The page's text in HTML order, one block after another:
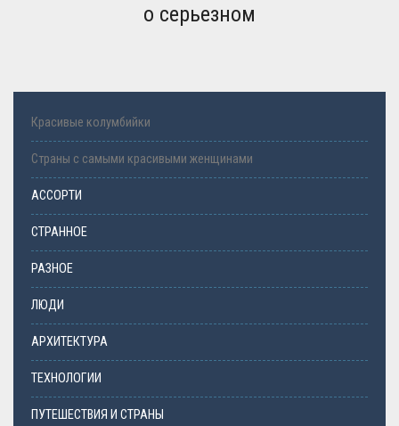
о серьезном
Красивые колумбийки
Страны с самыми красивыми женщинами
АССОРТИ
СТРАННОЕ
РАЗНОЕ
ЛЮДИ
АРХИТЕКТУРА
ТЕХНОЛОГИИ
ПУТЕШЕСТВИЯ И СТРАНЫ